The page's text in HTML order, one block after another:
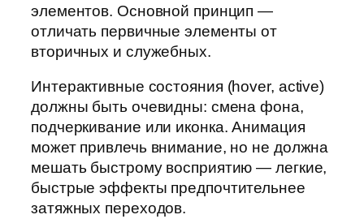
элементов. Основной принцип —
отличать первичные элементы от
вторичных и служебных.
Интерактивные состояния (hover, active)
должны быть очевидны: смена фона,
подчеркивание или иконка. Анимация
может привлечь внимание, но не должна
мешать быстрому восприятию — легкие,
быстрые эффекты предпочтительнее
затяжных переходов.